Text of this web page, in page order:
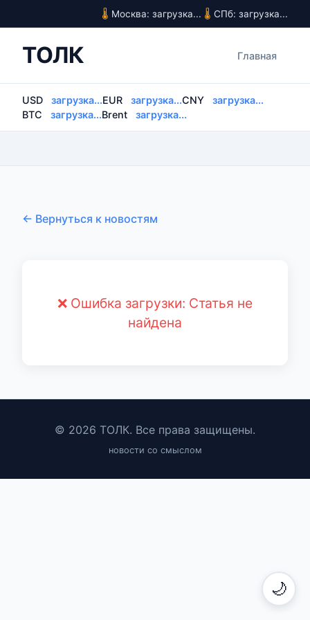
🌙
Москва: загрузка... СПб: загрузка...
ТОЛК Главная
USD загрузка...EUR загрузка...CNY
загрузка...
BTC
загрузка...Brent загрузка...
← Вернуться к новостям
❌ Ошибка загрузки: Статья не
найдена
© 2026 ТОЛК. Все права защищены.
новости со смыслом